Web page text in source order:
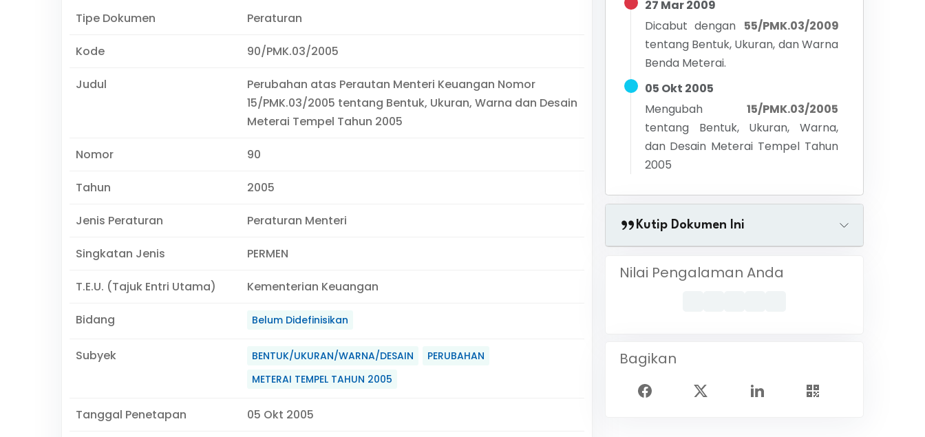
Tipe Dokumen Peraturan
Kode 90/PMK.03/2005
Judul
Perubahan atas Perautan Menteri Keuangan Nomor
15/PMK.03/2005 tentang Bentuk, Ukuran, Warna dan Desain
Meterai Tempel Tahun 2005
Nomor 90
Tahun 2005
Jenis Peraturan Peraturan Menteri
Singkatan Jenis PERMEN
T.E.U. (Tajuk Entri Utama) Kementerian Keuangan
Bidang Belum Didefinisikan
Subyek BENTUK/UKURAN/WARNA/DESAIN
PERUBAHAN
METERAI TEMPEL TAHUN 2005
Tanggal Penetapan 05 Okt 2005
27 Mar 2009
Dicabut dengan 55/PMK.03/2009
tentang Bentuk, Ukuran, dan Warna
Benda Meterai.
05 Okt 2005
Mengubah
15/PMK.03/2005
tentang Bentuk, Ukuran, Warna,
dan Desain Meterai Tempel Tahun
2005
Kutip Dokumen Ini
Nilai Pengalaman Anda
Bagikan